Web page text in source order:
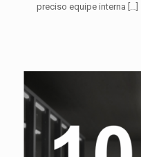
preciso equipe interna